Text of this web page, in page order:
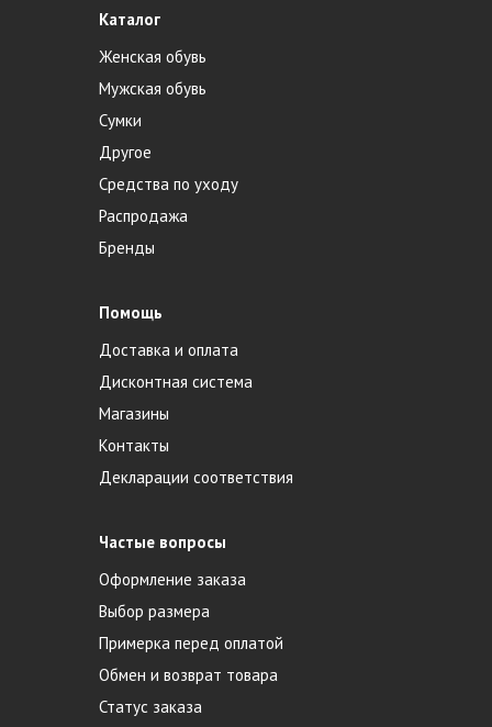
Каталог
Женская обувь
Мужская обувь
Сумки
Другое
Средства по уходу
Распродажа
Бренды
Помощь
Доставка и оплата
Дисконтная система
Магазины
Контакты
Декларации соответствия
Частые вопросы
Оформление заказа
Выбор размера
Примерка перед оплатой
Обмен и возврат товара
Статус заказа